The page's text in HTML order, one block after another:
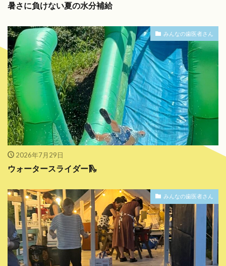
暑さに負けない夏の水分補給
みんなの歯医者さん
2026年7月29日
ウォータースライダー🛝
みんなの歯医者さん